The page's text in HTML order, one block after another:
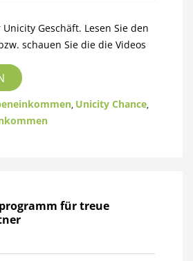
Geschäft. Lesen Sie den
schauen Sie die die Videos
, Unicity Chance,
für treue